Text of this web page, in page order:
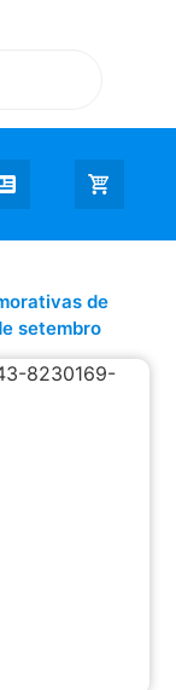
de
setembro